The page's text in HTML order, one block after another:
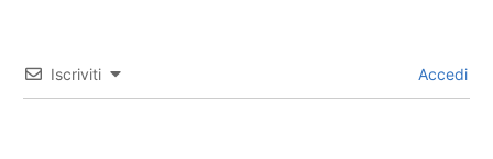
Iscriviti Accedi